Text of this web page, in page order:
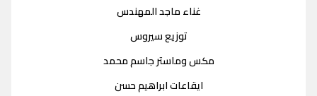
غناء ماجد المهندس
توزيع سيروس
مكس وماستر جاسم محمد
ايقاعات ابراهيم حسن